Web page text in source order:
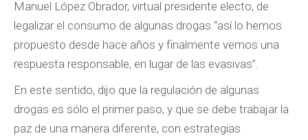
Manuel López Obrador, virtual presidente electo, de
legalizar el consumo de algunas drogas “así lo hemos
propuesto desde hace años y finalmente vemos una
respuesta responsable, en lugar de las evasivas”.
En este sentido, dijo que la regulación de algunas
drogas es sólo el primer paso, y que se debe trabajar la
paz de una manera diferente, con estrategias